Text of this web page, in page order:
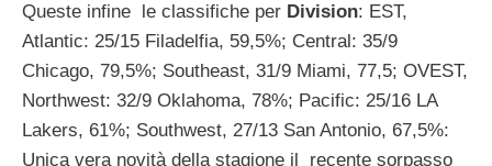
Queste infine le classifiche per Division: EST,
Atlantic: 25/15 Filadelfia, 59,5%; Central: 35/9
Chicago, 79,5%; Southeast, 31/9 Miami, 77,5; OVEST,
Northwest: 32/9 Oklahoma, 78%; Pacific: 25/16 LA
Lakers, 61%; Southwest, 27/13 San Antonio, 67,5%:
Unica vera novità della stagione il recente sorpasso